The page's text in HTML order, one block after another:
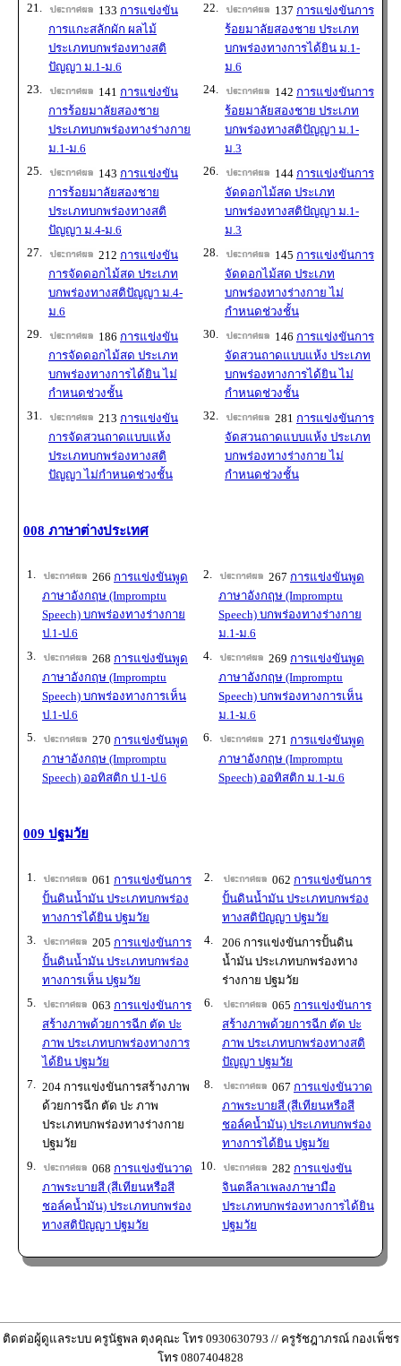
21.
133 การแข่งขัน
การแกะสลักผัก ผลไม้
ประเภทบกพร่องทางสติ
ปัญญา ม.1-ม.6
22. 137 การแข่งขันการ
ร้อยมาลัยสองชาย ประเภท
บกพร่องทางการได้ยิน ม.1-
ม.6
23.
141 การแข่งขัน
การร้อยมาลัยสองชาย
ประเภทบกพร่องทางร่างกาย
ม.1-ม.6
24. 142 การแข่งขันการ
ร้อยมาลัยสองชาย ประเภท
บกพร่องทางสติปัญญา ม.1-
ม.3
25.
143 การแข่งขัน
การร้อยมาลัยสองชาย
ประเภทบกพร่องทางสติ
ปัญญา ม.4-ม.6
26. 144 การแข่งขันการ
จัดดอกไม้สด ประเภท
บกพร่องทางสติปัญญา ม.1-
ม.3
27.
212 การแข่งขัน
การจัดดอกไม้สด ประเภท
บกพร่องทางสติปัญญา ม.4-
ม.6
28. 145 การแข่งขันการ
จัดดอกไม้สด ประเภท
บกพร่องทางร่างกาย ไม่
กำหนดช่วงชั้น
29.
186 การแข่งขัน
การจัดดอกไม้สด ประเภท
บกพร่องทางการได้ยิน ไม่
กำหนดช่วงชั้น
30. 146 การแข่งขันการ
จัดสวนถาดแบบแห้ง ประเภท
บกพร่องทางการได้ยิน ไม่
กำหนดช่วงชั้น
31.
213 การแข่งขัน
การจัดสวนถาดแบบแห้ง
ประเภทบกพร่องทางสติ
ปัญญา ไม่กำหนดช่วงชั้น
32. 281 การแข่งขันการ
จัดสวนถาดแบบแห้ง ประเภท
บกพร่องทางร่างกาย ไม่
กำหนดช่วงชั้น
008 ภาษาต่างประเทศ
1. 266 การแข่งขันพูด
ภาษาอังกฤษ (Impromptu
Speech) บกพร่องทางร่างกาย
ป.1-ป.6
2. 267 การแข่งขันพูด
ภาษาอังกฤษ (Impromptu
Speech) บกพร่องทางร่างกาย
ม.1-ม.6
3.
268 การแข่งขันพูด
ภาษาอังกฤษ (Impromptu
Speech) บกพร่องทางการเห็น
ป.1-ป.6
4. 269 การแข่งขันพูด
ภาษาอังกฤษ (Impromptu
Speech) บกพร่องทางการเห็น
ม.1-ม.6
5.
270 การแข่งขันพูด
ภาษาอังกฤษ (Impromptu
Speech) ออทิสติก ป.1-ป.6
6. 271 การแข่งขันพูด
ภาษาอังกฤษ (Impromptu
Speech) ออทิสติก ม.1-ม.6
009 ปฐมวัย
1. 061 การแข่งขันการ
ปั้นดินน้ำมัน ประเภทบกพร่อง
ทางการได้ยิน ปฐมวัย
2. 062 การแข่งขันการ
ปั้นดินน้ำมัน ประเภทบกพร่อง
ทางสติปัญญา ปฐมวัย
3.
205 การแข่งขันการ
ปั้นดินน้ำมัน ประเภทบกพร่อง
ทางการเห็น ปฐมวัย
4.
206 การแข่งขันการปั้นดิน
น้ำมัน ประเภทบกพร่องทาง
ร่างกาย ปฐมวัย
5.
063 การแข่งขันการ
สร้างภาพด้วยการฉีก ตัด ปะ
ภาพ ประเภทบกพร่องทางการ
ได้ยิน ปฐมวัย
6. 065 การแข่งขันการ
สร้างภาพด้วยการฉีก ตัด ปะ
ภาพ ประเภทบกพร่องทางสติ
ปัญญา ปฐมวัย
7.
204 การแข่งขันการสร้างภาพ
ด้วยการฉีก ตัด ปะ ภาพ
ประเภทบกพร่องทางร่างกาย
ปฐมวัย
8. 067 การแข่งขันวาด
ภาพระบายสี (สีเทียนหรือสี
ชอล์คน้ำมัน) ประเภทบกพร่อง
ทางการได้ยิน ปฐมวัย
9.
068 การแข่งขันวาด
ภาพระบายสี (สีเทียนหรือสี
ชอล์คน้ำมัน) ประเภทบกพร่อง
ทางสติปัญญา ปฐมวัย
10. 282 การแข่งขัน
จินตลีลาเพลงภาษามือ
ประเภทบกพร่องทางการได้ยิน
ปฐมวัย
ติดต่อผู้ดูแลระบบ ครูนัฐพล ตุงคุณะ โทร 0930630793 // ครูรัชฎาภรณ์ กองเพ็ชร
โทร 0807404828